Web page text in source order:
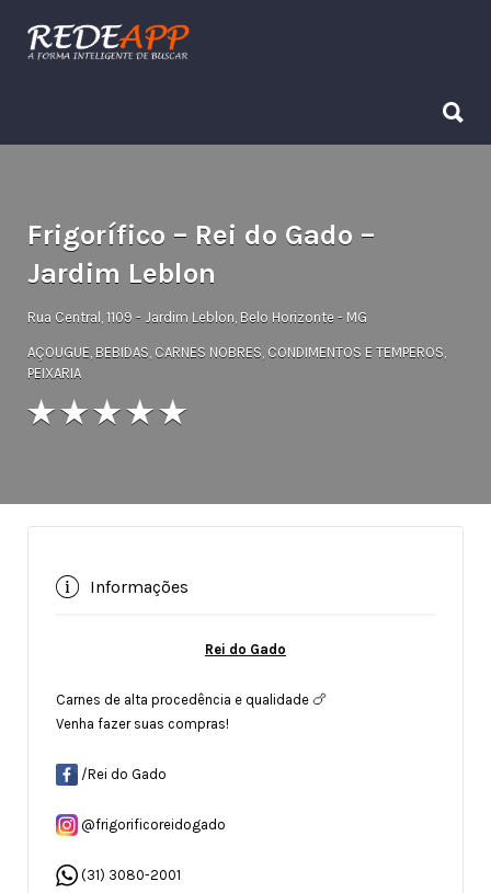
Procurar:
Frigorífico – Rei do Gado –
Jardim Leblon
Rua Central, 1109 - Jardim Leblon, Belo Horizonte - MG
AÇOUGUE, BEBIDAS, CARNES NOBRES, CONDIMENTOS E TEMPEROS,
PEIXARIA
Informações
Rei do Gado
Carnes de alta procedência e qualidade 🍗
Venha fazer suas compras!
/Rei do Gado
@frigorificoreidogado
(31) 3080-2001